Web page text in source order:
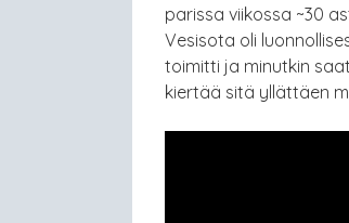
parissa viikossa ~30
Vesisota oli
toimitti ja minutkin
kiertää sitä yllättäen